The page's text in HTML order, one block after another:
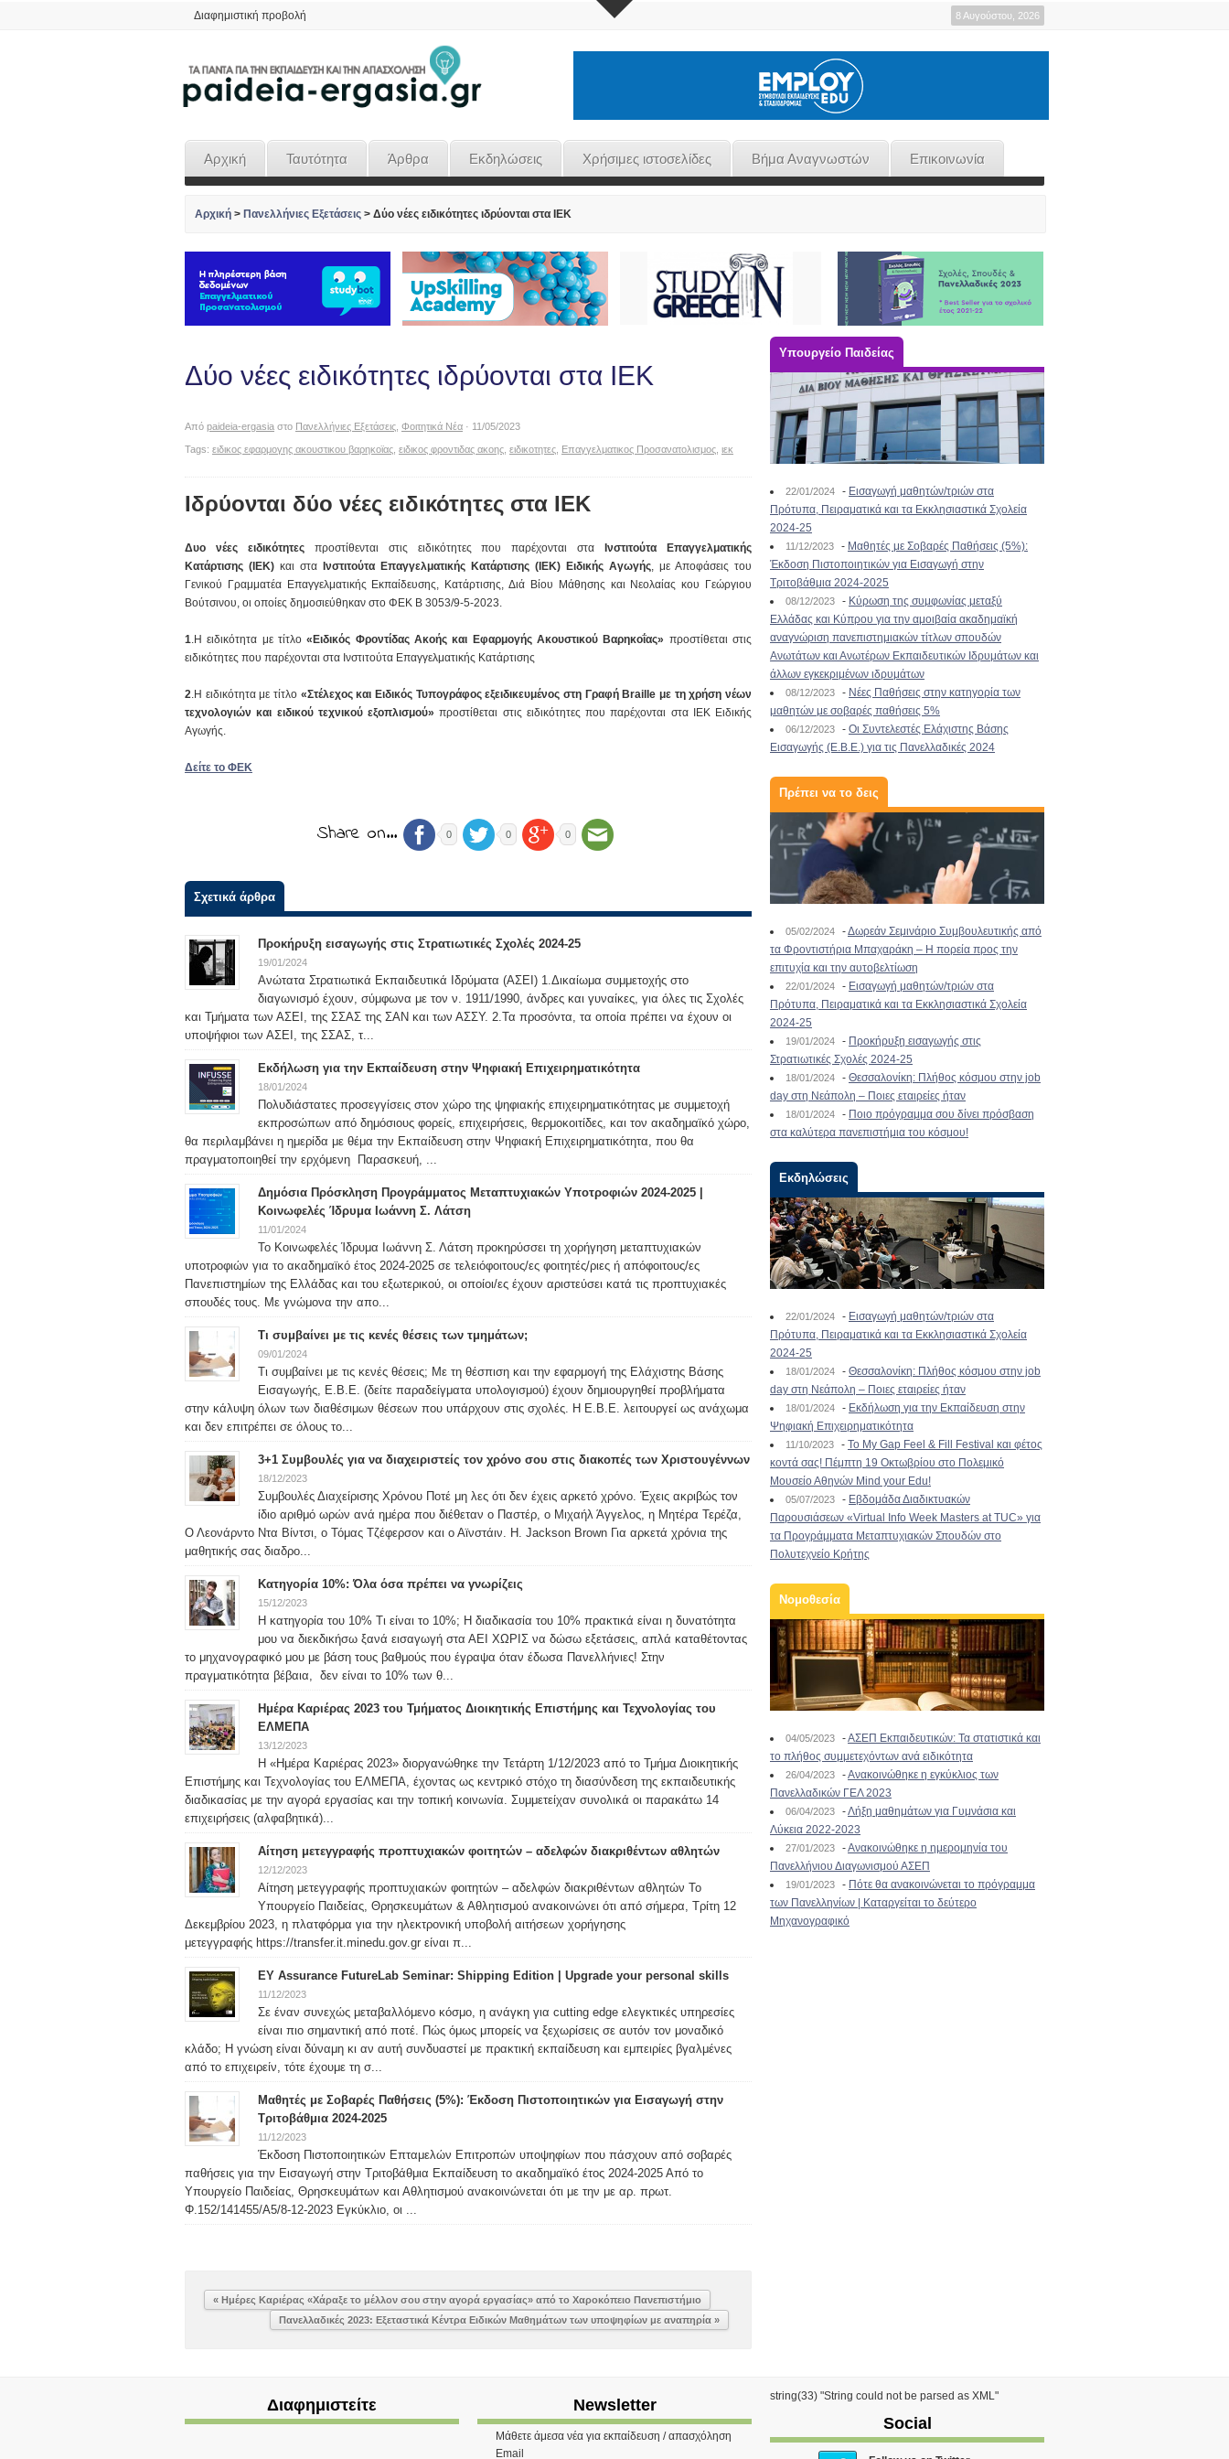
Διαφημιστική προβολή 8 Αυγούστου, 2026
Αρχική Ταυτότητα Άρθρα Εκδηλώσεις Χρήσιμες ιστοσελίδες Βήμα Αναγνωστών Επικοινωνία
Αρχική > Πανελλήνιες Εξετάσεις > Δύο νέες ειδικότητες ιδρύονται στα ΙΕΚ
Δύο νέες ειδικότητες ιδρύονται στα ΙΕΚ
Από paideia-ergasia στο Πανελλήνιες Εξετάσεις Φοιτητικά Νέα · 11/05/2023
Tags: ειδικος εφαρμογης ακουστικου βαρηκοϊας ειδικος φροντιδας ακοης ειδικοτητες Επαγγελματικος Προσανατολισμος ιεκ
Ιδρύονται δύο νέες ειδικότητες στα ΙΕΚ
Δυο νέες ειδικότητεςπροστίθενται στις ειδικότητες που παρέχονται στα
Ινστιτούτα Επαγγελματικής
Κατάρτισης (ΙΕΚ) και στα Ινστιτούτα Επαγγελματικής Κατάρτισης (ΙΕΚ) Ειδικής Αγωγής, με Αποφάσεις του
Γενικού Γραμματέα Επαγγελματικής Εκπαίδευσης, Κατάρτισης, Διά Βίου Μάθησης και Νεολαίας κου Γεώργιου
Βούτσινου, οι οποίες δημοσιεύθηκαν στο ΦΕΚ Β 3053/9-5-2023.
1.Η ειδικότητα με τίτλο «Ειδικός Φροντίδας Ακοής και Εφαρμογής Ακουστικού Βαρηκοΐας» προστίθεται στις
ειδικότητες που παρέχονται στα Ινστιτούτα Επαγγελματικής Κατάρτισης
2.Η ειδικότητα με τίτλο «Στέλεχος και Ειδικός Τυπογράφος εξειδικευμένος στη Γραφή Braille με τη χρήση νέων
τεχνολογιών και ειδικού τεχνικού εξοπλισμού»προστίθεται στις ειδικότητες που παρέχονται στα ΙΕΚ Ειδικής
Αγωγής.
Δείτε το ΦΕΚ
Share on… 0 0 0
Σχετικά άρθρα
Προκήρυξη εισαγωγής στις Στρατιωτικές Σχολές 2024-25
19/01/2024
Ανώτατα Στρατιωτικά Εκπαιδευτικά Ιδρύματα (ΑΣΕΙ) 1.Δικαίωμα συμμετοχής στο
διαγωνισμό έχουν, σύμφωνα με τον ν. 1911/1990, άνδρες και γυναίκες, για όλες τις Σχολές
και Τμήματα των ΑΣΕΙ, της ΣΣΑΣ της ΣΑΝ και των ΑΣΣΥ. 2.Τα προσόντα, τα οποία πρέπει να έχουν οι
υποψήφιοι των ΑΣΕΙ, της ΣΣΑΣ, τ...
Εκδήλωση για την Εκπαίδευση στην Ψηφιακή Επιχειρηματικότητα
18/01/2024
Πολυδιάστατες προσεγγίσεις στον χώρο της ψηφιακής επιχειρηματικότητας με συμμετοχή
εκπροσώπων από δημόσιους φορείς, επιχειρήσεις, θερμοκοιτίδες, και τον ακαδημαϊκό χώρο,
θα περιλαμβάνει η ημερίδα με θέμα την Εκπαίδευση στην Ψηφιακή Επιχειρηματικότητα, που θα
πραγματοποιηθεί την ερχόμενη Παρασκευή, ...
Δημόσια Πρόσκληση Προγράμματος Μεταπτυχιακών Υποτροφιών 2024-2025 |
Κοινωφελές Ίδρυμα Ιωάννη Σ. Λάτση
11/01/2024
Το Κοινωφελές Ίδρυμα Ιωάννη Σ. Λάτση προκηρύσσει τη χορήγηση μεταπτυχιακών
υποτροφιών για το ακαδημαϊκό έτος 2024-2025 σε τελειόφοιτους/ες φοιτητές/ριες ή απόφοιτους/ες
Πανεπιστημίων της Ελλάδας και του εξωτερικού, οι οποίοι/ες έχουν αριστεύσει κατά τις προπτυχιακές
σπουδές τους. Με γνώμονα την απο...
Τι συμβαίνει με τις κενές θέσεις των τμημάτων;
09/01/2024
Τι συμβαίνει με τις κενές θέσεις; Με τη θέσπιση και την εφαρμογή της Ελάχιστης Βάσης
Εισαγωγής, Ε.Β.Ε. (δείτε παραδείγματα υπολογισμού) έχουν δημιουργηθεί προβλήματα
στην κάλυψη όλων των διαθέσιμων θέσεων που υπάρχουν στις σχολές. Η Ε.Β.Ε. λειτουργεί ως ανάχωμα
και δεν επιτρέπει σε όλους το...
3+1 Συμβουλές για να διαχειριστείς τον χρόνο σου στις διακοπές των Χριστουγέννων
18/12/2023
Συμβουλές Διαχείρισης Χρόνου Ποτέ μη λες ότι δεν έχεις αρκετό χρόνο. Έχεις ακριβώς τον
ίδιο αριθμό ωρών ανά ημέρα που διέθεταν ο Παστέρ, ο Μιχαήλ Άγγελος, η Μητέρα Τερέζα,
Ο Λεονάρντο Ντα Βίντσι, ο Τόμας Τζέφερσον και ο Αϊνστάιν. H. Jackson Brown Για αρκετά χρόνια της
μαθητικής σας διαδρο...
Κατηγορία 10%: Όλα όσα πρέπει να γνωρίζεις
15/12/2023
Η κατηγορία του 10% Τι είναι το 10%; Η διαδικασία του 10% πρακτικά είναι η δυνατότητα
μου να διεκδικήσω ξανά εισαγωγή στα ΑΕΙ ΧΩΡΙΣ να δώσω εξετάσεις, απλά καταθέτοντας
το μηχανογραφικό μου με βάση τους βαθμούς που έγραψα όταν έδωσα Πανελλήνιες! Στην
πραγματικότητα βέβαια, δεν είναι το 10% των θ...
Ημέρα Καριέρας 2023 του Τμήματος Διοικητικής Επιστήμης και Τεχνολογίας του
ΕΛΜΕΠΑ
13/12/2023
Η «Ημέρα Καριέρας 2023» διοργανώθηκε την Τετάρτη 1/12/2023 από το Τμήμα Διοικητικής
Επιστήμης και Τεχνολογίας του ΕΛΜΕΠΑ, έχοντας ως κεντρικό στόχο τη διασύνδεση της εκπαιδευτικής
διαδικασίας με την αγορά εργασίας και την τοπική κοινωνία. Συμμετείχαν συνολικά οι παρακάτω 14
επιχειρήσεις (αλφαβητικά)...
Αίτηση μετεγγραφής προπτυχιακών φοιτητών – αδελφών διακριθέντων αθλητών
12/12/2023
Αίτηση μετεγγραφής προπτυχιακών φοιτητών – αδελφών διακριθέντων αθλητών Το
Υπουργείο Παιδείας, Θρησκευμάτων & Αθλητισμού ανακοινώνει ότι από σήμερα, Τρίτη 12
Δεκεμβρίου 2023, η πλατφόρμα για την ηλεκτρονική υποβολή αιτήσεων χορήγησης
μετεγγραφής https://transfer.it.minedu.gov.gr είναι π...
ΕΥ Assurance FutureLab Seminar: Shipping Edition | Upgrade your personal skills
11/12/2023
Σε έναν συνεχώς μεταβαλλόμενο κόσμο, η ανάγκη για cutting edge ελεγκτικές υπηρεσίες
είναι πιο σημαντική από ποτέ. Πώς όμως μπορείς να ξεχωρίσεις σε αυτόν τον μοναδικό
κλάδο; Η γνώση είναι δύναμη κι αν αυτή συνδυαστεί με πρακτική εκπαίδευση και εμπειρίες βγαλμένες
από το επιχειρείν, τότε έχουμε τη σ...
Μαθητές με Σοβαρές Παθήσεις (5%): Έκδοση Πιστοποιητικών για Εισαγωγή στην
Τριτοβάθμια 2024-2025
11/12/2023
Έκδοση Πιστοποιητικών Επταμελών Επιτροπών υποψηφίων που πάσχουν από σοβαρές
παθήσεις για την Εισαγωγή στην Τριτοβάθμια Εκπαίδευση το ακαδημαϊκό έτος 2024-2025 Από το
Υπουργείο Παιδείας, Θρησκευμάτων και Αθλητισμού ανακοινώνεται ότι με την με αρ. πρωτ.
Φ.152/141455/Α5/8-12-2023 Εγκύκλιο, οι ...
« Ημέρες Καριέρας «Χάραξε το μέλλον σου στην αγορά εργασίας» από το Χαροκόπειο Πανεπιστήμιο
Πανελλαδικές 2023: Εξεταστικά Κέντρα Eιδικών Μαθημάτων των υποψηφίων με αναπηρία »
Υπουργείο Παιδείας
22/01/2024 - Εισαγωγή μαθητών/τριών στα
Πρότυπα, Πειραματικά και τα Εκκλησιαστικά Σχολεία
2024-25
11/12/2023 - Μαθητές με Σοβαρές Παθήσεις (5%):
Έκδοση Πιστοποιητικών για Εισαγωγή στην
Τριτοβάθμια 2024-2025
08/12/2023 - Κύρωση της συμφωνίας μεταξύ
Ελλάδας και Κύπρου για την αμοιβαία ακαδημαϊκή
αναγνώριση πανεπιστημιακών τίτλων σπουδών
Ανωτάτων και Ανωτέρων Εκπαιδευτικών Ιδρυμάτων και
άλλων εγκεκριμένων ιδρυμάτων
08/12/2023 - Νέες Παθήσεις στην κατηγορία των
μαθητών με σοβαρές παθήσεις 5%
06/12/2023 - Οι Συντελεστές Ελάχιστης Βάσης
Εισαγωγής (Ε.Β.Ε.) για τις Πανελλαδικές 2024
Πρέπει να το δεις
05/02/2024 -Δωρεάν Σεμινάριο Συμβουλευτικής από
τα Φροντιστήρια Μπαχαράκη – Η πορεία προς την
επιτυχία και την αυτοβελτίωση
22/01/2024 - Εισαγωγή μαθητών/τριών στα
Πρότυπα, Πειραματικά και τα Εκκλησιαστικά Σχολεία
2024-25
19/01/2024 - Προκήρυξη εισαγωγής στις
Στρατιωτικές Σχολές 2024-25
18/01/2024 - Θεσσαλονίκη: Πλήθος κόσμου στην job
day στη Νεάπολη – Ποιες εταιρείες ήταν
18/01/2024 - Ποιο πρόγραμμα σου δίνει πρόσβαση
στα καλύτερα πανεπιστήμια του κόσμου!
Εκδηλώσεις
22/01/2024 - Εισαγωγή μαθητών/τριών στα
Πρότυπα, Πειραματικά και τα Εκκλησιαστικά Σχολεία
2024-25
18/01/2024 - Θεσσαλονίκη: Πλήθος κόσμου στην job
day στη Νεάπολη – Ποιες εταιρείες ήταν
18/01/2024 - Εκδήλωση για την Εκπαίδευση στην
Ψηφιακή Επιχειρηματικότητα
11/10/2023 - To My Gap Feel & Fill Festival και φέτος
κοντά σας! Πέμπτη 19 Οκτωβρίου στο Πολεμικό
Μουσείο Αθηνών Mind your Edu!
05/07/2023 - Εβδομάδα Διαδικτυακών
Παρουσιάσεων «Virtual Info Week Masters at TUC» για
τα Προγράμματα Μεταπτυχιακών Σπουδών στο
Πολυτεχνείο Κρήτης
Νομοθεσία
04/05/2023 -ΑΣΕΠ Εκπαιδευτικών: Τα στατιστικά και
το πλήθος συμμετεχόντων ανά ειδικότητα
26/04/2023 -Ανακοινώθηκε η εγκύκλιος των
Πανελλαδικών ΓΕΛ 2023
06/04/2023 -Λήξη μαθημάτων για Γυμνάσια και
Λύκεια 2022-2023
27/01/2023 -Ανακοινώθηκε η ημερομηνία του
Πανελλήνιου Διαγωνισμού ΑΣΕΠ
19/01/2023 - Πότε θα ανακοινώνεται το πρόγραμμα
των Πανελληνίων | Καταργείται το δεύτερο
Μηχανογραφικό
Διαφημιστείτε Newsletter
Μάθετε άμεσα νέα για εκπαίδευση / απασχόληση
Email
string(33) "String could not be parsed as XML"
Social